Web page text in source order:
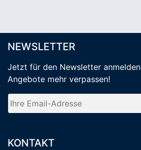
NEWSLETTER
Jetzt für den Newsletter anmelden
Angebote mehr verpassen!
KONTAKT